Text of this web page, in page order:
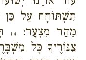
תִשְׁתּוֹחָח עַל כֵּן
מֵהַר מִצְעָר:{ח}
צִנּוֹרֶיךָ כָּל